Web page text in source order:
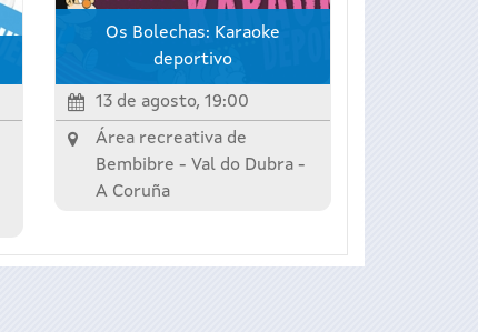
Os Bolechas: Karaoke
deportivo
13 de agosto, 19:00
Área recreativa de
Bembibre - Val do Dubra -
A Coruña